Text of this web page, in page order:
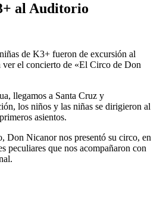
al Auditorio
de K3+ fueron de excursión al
el concierto de «El Circo de Don
llegamos a Santa Cruz y
los niños y las niñas se dirigieron al
asientos.
Don Nicanor nos presentó su circo, en
peculiares que nos acompañaron con